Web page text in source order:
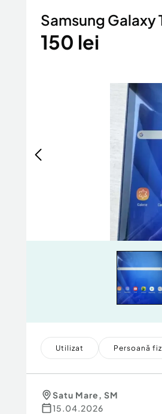
Samsung
150 lei
Utilizat Persoană
Satu Mare, SM
15.04.2026